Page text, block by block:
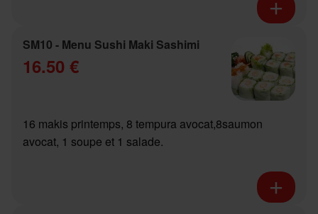
SM10 - Menu Sushi Maki Sashimi
16.50 €
16 makis printemps, 8 tempura avocat,8saumon
avocat, 1 soupe et 1 salade.